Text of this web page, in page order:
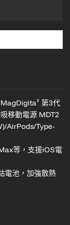
第3代
移動電源 MDT2
AirPods/Type-
等，支援iOS電
電池，加強散熱